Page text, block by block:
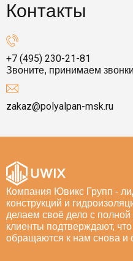
Контакты
+7 (495) 230-21-81
Звоните, принимаем
zakaz@polyalpan-msk.ru
Компания Ювикс Групп -
конструкций и
делаем своё дело с
клиенты подтверждают,
обращаются к нам снова и